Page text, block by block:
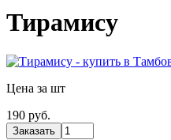
Тирамису
Цена за шт
190 руб.